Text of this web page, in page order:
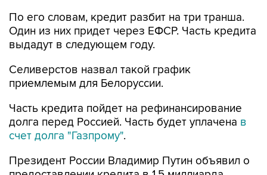
По его словам, кредит разбит на три транша.
Один из них придет через ЕФСР. Часть кредита
выдадут в следующем году.
Селиверстов назвал такой график
приемлемым для Белоруссии.
Часть кредита пойдет на рефинансирование
долга перед Россией. Часть будет уплачена в
счет долга "Газпрому".
Президент России Владимир Путин объявил о